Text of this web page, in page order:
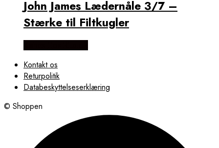
John James Lædernåle 3/7 –
Stærke til Filtkugler
Kontakt os
Returpolitik
Databeskyttelseserklæring
© Shoppen